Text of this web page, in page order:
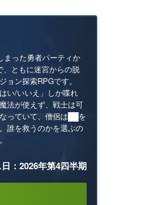
まった勇者パーティか
、ともに迷宮からの脱
ョン探索RPGです。
い/いいえ」しか喋れ
法が使えず、戦士は可
っていて、僧侶は██を
誰を救うのかを選ぶの
：2026年第4四半期